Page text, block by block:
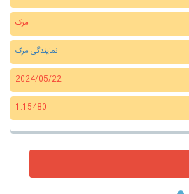
مرک
نمایندگی مرک
2024/05/22
1.15480